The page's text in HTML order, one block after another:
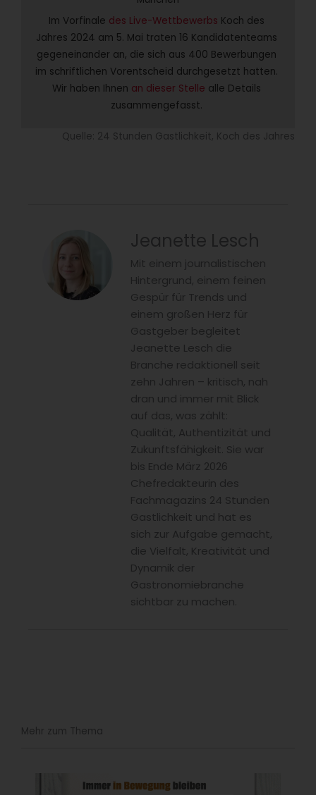
Im Vorfinale des Live-Wettbewerbs Koch des
Jahres 2024 am 5. Mai traten 16 Kandidatenteams
gegeneinander an, die sich aus 400 Bewerbungen
im schriftlichen Vorentscheid durchgesetzt hatten.
Wir haben Ihnen an dieser Stelle alle Details
zusammengefasst.
Quelle: 24 Stunden Gastlichkeit, Koch des Jahres
Jeanette Lesch
Mit einem journalistischen
Hintergrund, einem feinen
Gespür für Trends und
einem großen Herz für
Gastgeber begleitet
Jeanette Lesch die
Branche redaktionell seit
zehn Jahren – kritisch, nah
dran und immer mit Blick
auf das, was zählt:
Qualität, Authentizität und
Zukunftsfähigkeit. Sie war
bis Ende März 2026
Chefredakteurin des
Fachmagazins 24 Stunden
Gastlichkeit und hat es
sich zur Aufgabe gemacht,
die Vielfalt, Kreativität und
Dynamik der
Gastronomiebranche
sichtbar zu machen.
Mehr zum Thema